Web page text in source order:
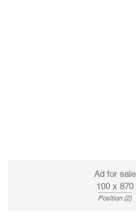
Ad for sale
100 x 870
Position (2)